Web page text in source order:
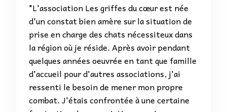
"L'association Les griffes du cœur est née
d'un constat bien amère sur la situation de
prise en charge des chats nécessiteux dans
la région où je réside. Après avoir pendant
quelques années oeuvrée en tant que famille
d'accueil pour d'autres associations, j'ai
ressenti le besoin de mener mon propre
combat. J'étais confrontée à une certaine